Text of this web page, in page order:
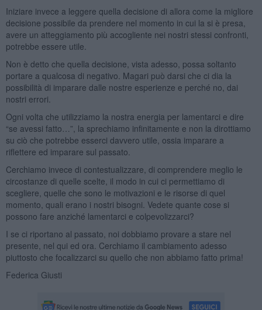
Iniziare invece a leggere quella decisione di allora come la migliore
decisione possibile da prendere nel momento in cui la si è presa,
avere un atteggiamento più accogliente nei nostri stessi confronti,
potrebbe essere utile.
Non è detto che quella decisione, vista adesso, possa soltanto
portare a qualcosa di negativo. Magari può darsi che ci dia la
possibilità di imparare dalle nostre esperienze e perché no, dai
nostri errori.
Ogni volta che utilizziamo la nostra energia per lamentarci e dire
“se avessi fatto…”, la sprechiamo infinitamente e non la dirottiamo
su ciò che potrebbe esserci davvero utile, ossia imparare a
riflettere ed imparare sul passato.
Cerchiamo invece di contestualizzare, di comprendere meglio le
circostanze di quelle scelte, il modo in cui ci permettiamo di
scegliere, quelle che sono le motivazioni e le risorse di quel
momento, quali erano i nostri bisogni. Vedete quante cose si
possono fare anziché lamentarci e colpevolizzarci?
I se ci riportano al passato, noi dobbiamo provare a stare nel
presente, nel qui ed ora. Cerchiamo il cambiamento adesso
piuttosto che focalizzarci su quello che non abbiamo fatto prima!
Federica Giusti